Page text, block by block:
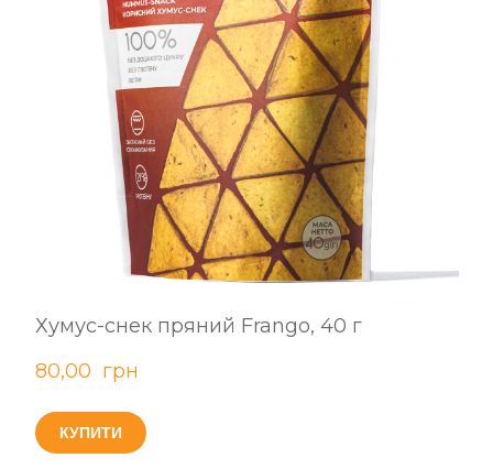
Хумус-снек пряний Frango, 40 г
80,00  грн
КУПИТИ